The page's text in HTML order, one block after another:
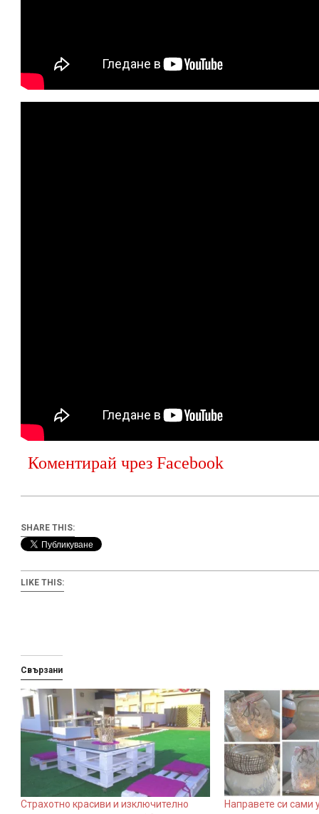
Коментирай чрез Facebook
SHARE THIS:
LIKE THIS:
Свързани
Страхотно красиви и изключително
Направете си сами